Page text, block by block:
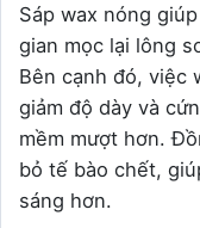
Sáp wax nóng
gian mọc lại lông
Bên cạnh đó, việc
giảm độ dày và
mềm mượt hơn.
bỏ tế bào chết,
sáng hơn.